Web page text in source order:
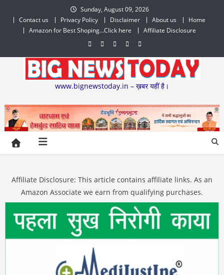
content
Sunday, August 09, 2026
Contact us
Privacy Policy Disclaimer About us
Home
Amazon for Best Shoping…Click here
Affiliate Disclosure
www.bignewstoday.in – ख़बर यहीं है।
Affiliate Disclosure: This article contains affiliate links. As an
Amazon Associate we earn from qualifying purchases.